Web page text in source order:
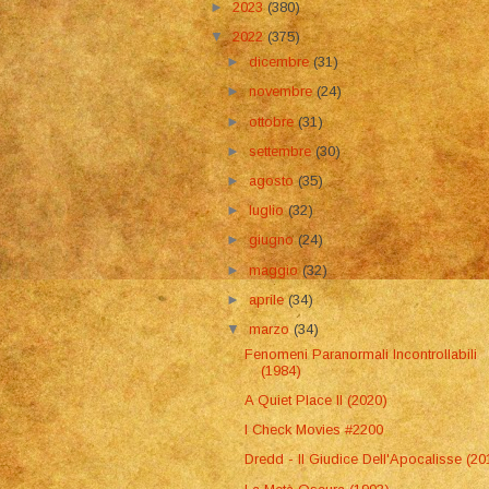
►2023(380)
▼2022 (375)
►dicembre(31)
►novembre(24)
►ottobre(31)
►settembre(30)
►agosto(35)
►luglio(32)
►giugno(24)
►maggio(32)
►aprile(34)
▼marzo(34)
Fenomeni Paranormali Incontrollabili
(1984)
A Quiet Place II (2020)
I Check Movies #2200
Dredd - Il Giudice Dell'Apocalisse